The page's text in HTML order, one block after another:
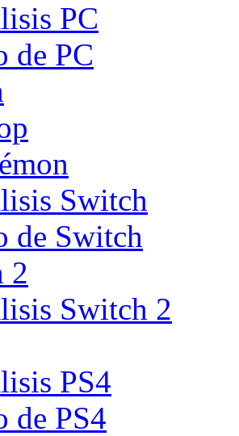
PC
de PC
Switch
de Switch
2
Switch 2
PS4
de PS4